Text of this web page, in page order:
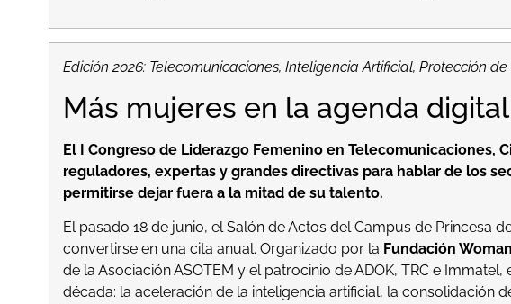
Edición 2026: Telecomunicaciones, Inteligencia Artificial, Protección
Más mujeres en la agenda
El I Congreso de Liderazgo Femenino en
reguladores, expertas y grandes directivas para hablar de los
permitirse dejar fuera a la mitad de su talento.
El pasado 18 de junio, el Salón de Actos del Campus de Princesa
convertirse en una cita anual. Organizado por la Fundación
de la Asociación ASOTEM y el patrocinio de ADOK, TRC e
década: la aceleración de la inteligencia artificial, la